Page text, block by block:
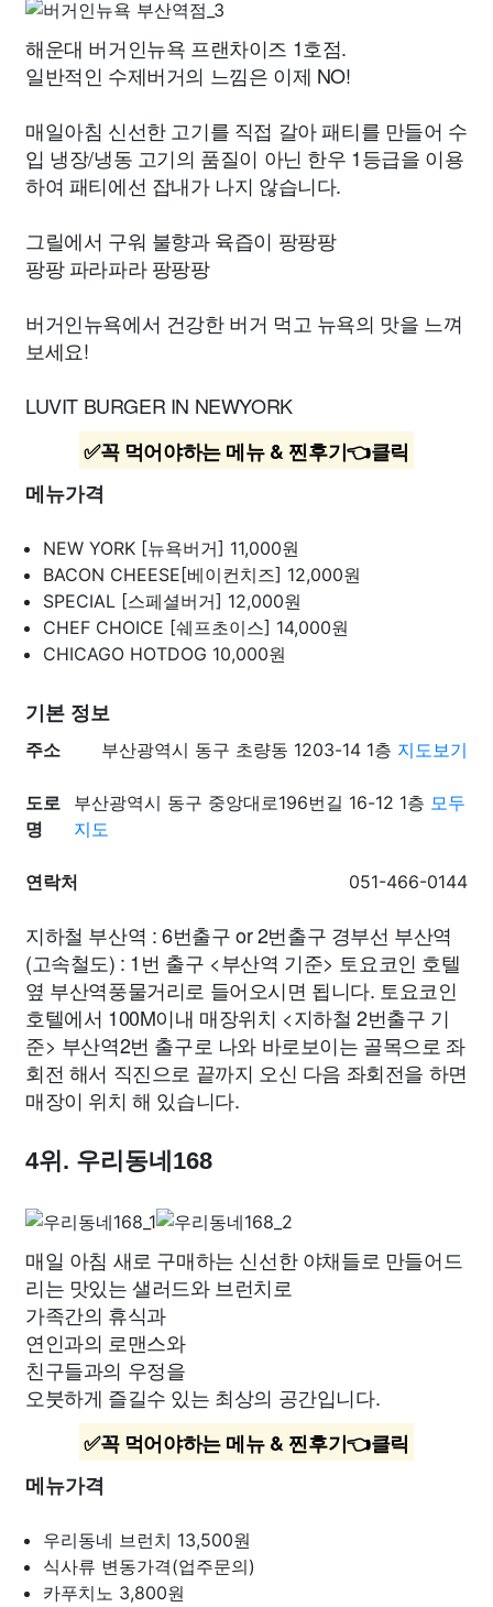
해운대 버거인뉴욕 프랜차이즈 1호점.
일반적인 수제버거의 느낌은 이제 NO!
매일아침 신선한 고기를 직접 갈아 패티를 만들어 수
입 냉장/냉동 고기의 품질이 아닌 한우 1등급을 이용
하여 패티에선 잡내가 나지 않습니다.
그릴에서 구워 불향과 육즙이 팡팡팡
팡팡 파라파라 팡팡팡
버거인뉴욕에서 건강한 버거 먹고 뉴욕의 맛을 느껴
보세요!
LUVIT BURGER IN NEWYORK
✅꼭 먹어야하는 메뉴 & 찐후기👈클릭
메뉴가격
NEW YORK [뉴욕버거] 11,000원
BACON CHEESE[베이컨치즈] 12,000원
SPECIAL [스페셜버거] 12,000원
CHEF CHOICE [쉐프초이스] 14,000원
CHICAGO HOTDOG 10,000원
기본 정보
주소
부산광역시 동구 초량동 1203-14 1층 지도보기
도로
명
부산광역시 동구 중앙대로196번길 16-12 1층 모두
지도
연락처 051-466-0144
지하철 부산역 : 6번출구 or 2번출구 경부선 부산역
(고속철도) : 1번 출구 <부산역 기준> 토요코인 호텔
옆 부산역풍물거리로 들어오시면 됩니다. 토요코인
호텔에서 100M이내 매장위치 <지하철 2번출구 기
준> 부산역2번 출구로 나와 바로보이는 골목으로 좌
회전 해서 직진으로 끝까지 오신 다음 좌회전을 하면
매장이 위치 해 있습니다.
4위. 우리동네168
매일 아침 새로 구매하는 신선한 야채들로 만들어드
리는 맛있는 샐러드와 브런치로
가족간의 휴식과
연인과의 로맨스와
친구들과의 우정을
오붓하게 즐길수 있는 최상의 공간입니다.
✅꼭 먹어야하는 메뉴 & 찐후기👈클릭
메뉴가격
우리동네 브런치 13,500원
식사류 변동가격(업주문의)
카푸치노 3,800원